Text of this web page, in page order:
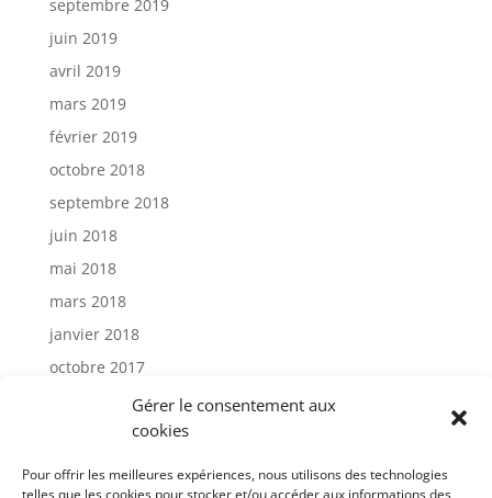
Gérer le consentement aux
cookies
Pour offrir les meilleures expériences, nous utilisons des technologies
telles que les cookies pour stocker et/ou accéder aux informations des
septembre 2019
juin 2019
avril 2019
mars 2019
février 2019
octobre 2018
septembre 2018
juin 2018
mai 2018
mars 2018
janvier 2018
octobre 2017
janvier 2017
Catégories